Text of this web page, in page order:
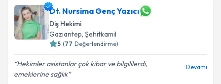
Dt. Nursima Genç Yazıcı
Diş Hekimi
Gaziantep, Şehitkamil
5 (77 Değerlendirme)
Hekimler asistanlar çok kibar ve bilgililerdi,
emeklerine sağlık
Devamı